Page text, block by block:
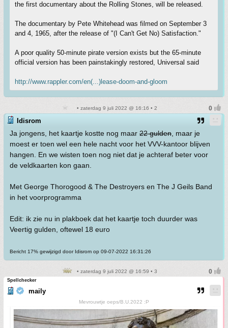
the first documentary about the Rolling Stones, will be released.
The documentary by Pete Whitehead was filmed on September 3
and 4, 1965, after the release of "(I Can't Get No) Satisfaction."
A poor quality 50-minute pirate version exists but the 65-minute
official version has been painstakingly restored, Universal said
http://www.rappler.com/en(...)lease-doom-and-gloom
• zaterdag 9 juli 2022 @ 16:16 • 2
Idisrom
Ja jongens, het kaartje kostte nog maar 22 gulden , maar je
moest er toen wel een hele nacht voor het VVV-kantoor blijven
hangen. En we wisten toen nog niet dat je achteraf beter voor
de veldkaarten kon gaan.
Met George Thorogood & The Destroyers en The J Geils Band
in het voorprogramma
Edit: ik zie nu in plakboek dat het kaartje toch duurder was
Veertig gulden, oftewel 18 euro
Bericht 17% gewijzigd door Idisrom op 09-07-2022 16:31:26
• zaterdag 9 juli 2022 @ 16:59 • 3
Spellchecker
maily
Mevrouwtje oeps/B.U.2022 :P